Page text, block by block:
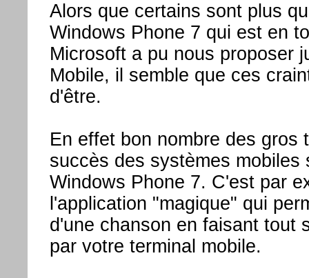
Alors que certains sont plus
Windows Phone 7 qui est en
Microsoft a pu nous proposer
Mobile, il semble que ces
d'être.
En effet bon nombre des gros
succès des systèmes mobiles
Windows Phone 7. C'est par
l'application "magique" qui
d'une chanson en faisant tout
par votre terminal mobile.